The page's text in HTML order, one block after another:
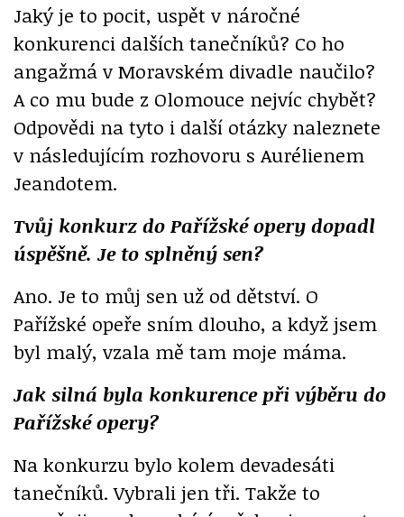
Jaký je to pocit, uspět v náročné
konkurenci dalších tanečníků? Co ho
angažmá v Moravském divadle naučilo?
A co mu bude z Olomouce nejvíc chybět?
Odpovědi na tyto i další otázky naleznete
v následujícím rozhovoru s Aurélienem
Jeandotem.
Tvůj konkurz do Pařížské opery dopadl
úspěšně. Je to splněný sen?
Ano. Je to můj sen už od dětství. O
Pařížské opeře sním dlouho, a když jsem
byl malý, vzala mě tam moje máma.
Jak silná byla konkurence při výběru do
Pařížské opery?
Na konkurzu bylo kolem devadesáti
tanečníků. Vybrali jen tři. Takže to